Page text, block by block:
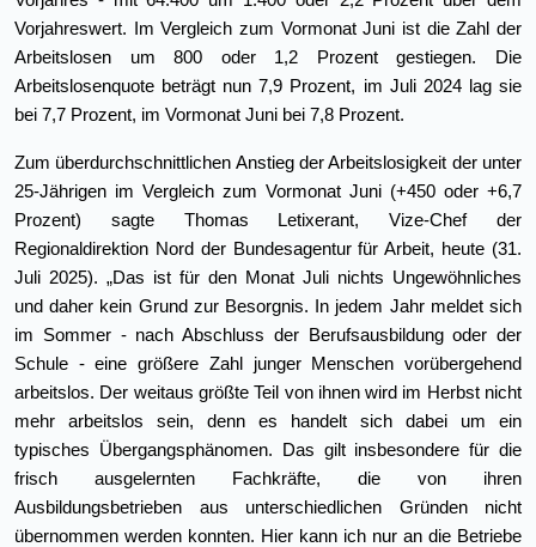
Vorjahreswert. Im Vergleich zum Vormonat Juni ist die Zahl der
Arbeitslosen um 800 oder 1,2 Prozent gestiegen. Die
Arbeitslosenquote beträgt nun 7,9 Prozent, im Juli 2024 lag sie
bei 7,7 Prozent, im Vormonat Juni bei 7,8 Prozent.
Zum überdurchschnittlichen Anstieg der Arbeitslosigkeit der unter
25-Jährigen im Vergleich zum Vormonat Juni (+450 oder +6,7
Prozent) sagte Thomas Letixerant, Vize-Chef der
Regionaldirektion Nord der Bundes­agentur für Arbeit, heute (31.
Juli 2025). „Das ist für den Monat Juli nichts Ungewöhnliches
und daher kein Grund zur Besorgnis. In jedem Jahr meldet sich
im Sommer - nach Abschluss der Berufs­ausbildung oder der
Schule - eine größere Zahl junger Menschen vorübergehend
arbeitslos. Der weitaus größte Teil von ihnen wird im Herbst nicht
mehr arbeitslos sein, denn es handelt sich dabei um ein
typisches Übergangsphänomen. Das gilt insbesondere für die
frisch ausgelernten Fachkräfte, die von ihren
Ausbildungsbetrieben aus unterschiedlichen Gründen nicht
übernommen werden konnten. Hier kann ich nur an die Betriebe